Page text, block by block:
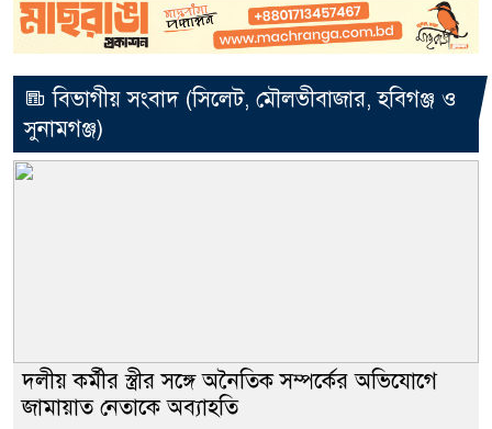
বিভাগীয় সংবাদ (সিলেট, মৌলভীবাজার, হবিগঞ্জ ও
সুনামগঞ্জ)
দলীয় কর্মীর স্ত্রীর সঙ্গে অনৈতিক সম্পর্কের অভিযোগে
জামায়াত নেতাকে অব্যাহতি